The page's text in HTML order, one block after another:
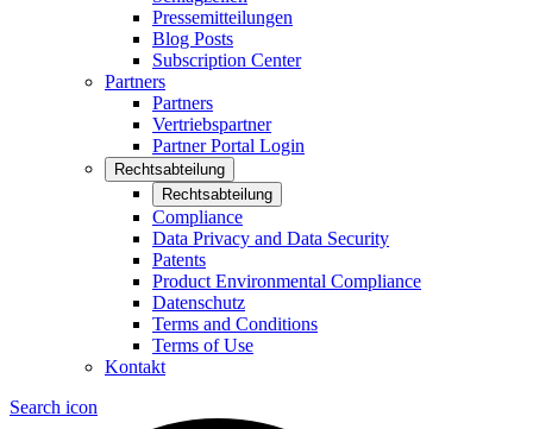
Pressemitteilungen
Blog Posts
Subscription Center
Partners
Partners
Vertriebspartner
Partner Portal Login
Rechtsabteilung
Rechtsabteilung
Compliance
Data Privacy and Data Security
Patents
Product Environmental Compliance
Datenschutz
Terms and Conditions
Terms of Use
Kontakt
Search icon